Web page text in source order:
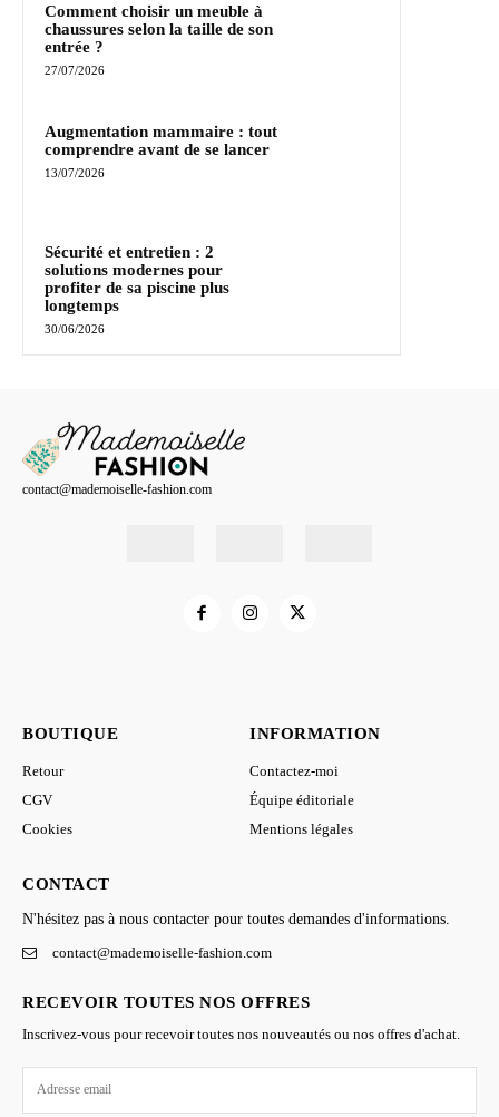
Comment choisir un meuble à
chaussures selon la taille de son
entrée ?
27/07/2026
Augmentation mammaire : tout
comprendre avant de se lancer
13/07/2026
Sécurité et entretien : 2
solutions modernes pour
profiter de sa piscine plus
longtemps
30/06/2026
contact@mademoiselle-fashion.com
BOUTIQUE
Retour
CGV
Cookies
INFORMATION
Contactez-moi
Équipe éditoriale
Mentions légales
CONTACT
N'hésitez pas à nous contacter pour toutes demandes d'informations.
contact@mademoiselle-fashion.com
RECEVOIR TOUTES NOS OFFRES
Inscrivez-vous pour recevoir toutes nos nouveautés ou nos offres d'achat.